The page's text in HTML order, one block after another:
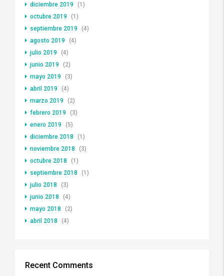
diciembre 2019
(1)
octubre 2019
(1)
septiembre 2019
(4)
agosto 2019
(4)
julio 2019
(4)
junio 2019
(2)
mayo 2019
(3)
abril 2019
(4)
marzo 2019
(2)
febrero 2019
(3)
enero 2019
(5)
diciembre 2018
(1)
noviembre 2018
(3)
octubre 2018
(1)
septiembre 2018
(1)
julio 2018
(3)
junio 2018
(4)
mayo 2018
(2)
abril 2018
(4)
Recent Comments